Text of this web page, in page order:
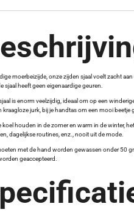
moerbeizijde, onze zijden sjaal voelt zacht
heeft geen eigenaardige geuren.
is enorm veelzijdig, ideaal om op een
jurk, bij je handtas om een mooi beetje
koel houden in de zomer en warm in de winter,
dagelijkse routines, enz., nooit uit de mode.
met de hand worden gewassen onder 50
geaccepteerd.